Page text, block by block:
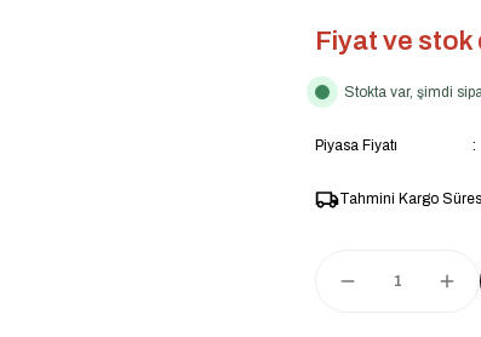
Fiyat ve stok
Stokta var, şimdi
Piyasa Fiyatı
Tahmini Kargo